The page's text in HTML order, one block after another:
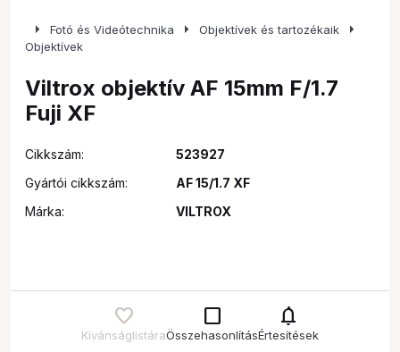
arrow_right Fotó és Videótechnika arrow_right Objektívek és tartozékaik arrow_right
Objektívek
Viltrox objektív AF 15mm F/1.7
Fuji XF
Cikkszám:
523927
Gyártói cikkszám:
AF 15/1.7 XF
Márka:
VILTROX
Kívánságlistára
check_box_outline_blank
Összehasonlítás
notifications
Értesítések